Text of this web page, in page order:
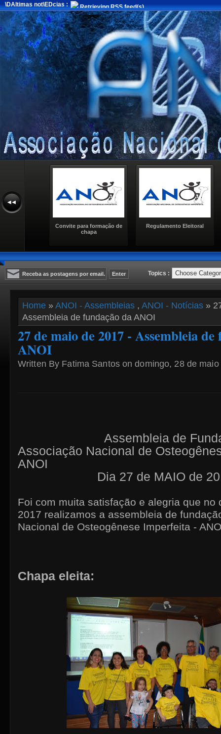
\DAltimas not\EDcias : Retrieving RSS feed(s)
Convite para formação de
chapa
Regulamento Eleitoral
Topics :
Home » ANOI - Assembleias , ANOI - Notícias »
Assembleia de fundação da ANOI
27 de maio de 2017 - Assembleia
ANOI
Written By Fatima Santos on domingo, 28 de
Assembleia de
Associação Nacional de
ANOI
Dia 27 de MAIO de
Foi com muita satisfação e alegria que no
2017 realizamos a assembleia de
Nacional de Osteogênese Imperfeita -
Chapa eleita: